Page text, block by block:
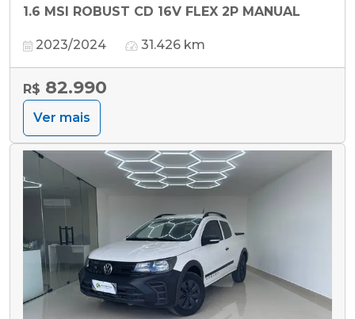
1.6 MSI ROBUST CD 16V FLEX 2P MANUAL
2023/2024 31.426 km
R$ 82.990
Ver mais